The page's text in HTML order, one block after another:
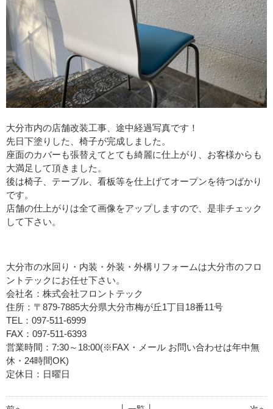
大分市内の店舗改装工事、途中経過写真です！
先日下塗りした、椅子が完成しました。
座面のカバーも張替えてとても綺麗に仕上がり、お客様からも
大満足して頂きました。
後は椅子、テーブル、看板等を仕上げてオープンを待つばかり
です。
店舗の仕上がりは全て画像をアップしますので、是非チェック
して下さい。
大分市の水回り・内装・外装・外構リフォームは大分市のフロ
ントテックにお任せ下さい。
会社名：株式会社フロントテック
住所：〒879-7885大分県大分市梅が丘1丁目18番11号
TEL：097-511-6999
FAX：097-511-6393
営業時間：7:30～18:00(※FAX・メール お問い合わせは年中無
休・24時間OK)
定休日：日曜日